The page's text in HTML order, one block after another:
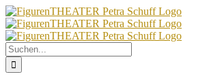
Zum
Inhalt
springen
Suche
nach: